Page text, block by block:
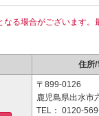
なる場合がございます。
住所/
〒899-0126
鹿児島県出水市
TEL： 0120-